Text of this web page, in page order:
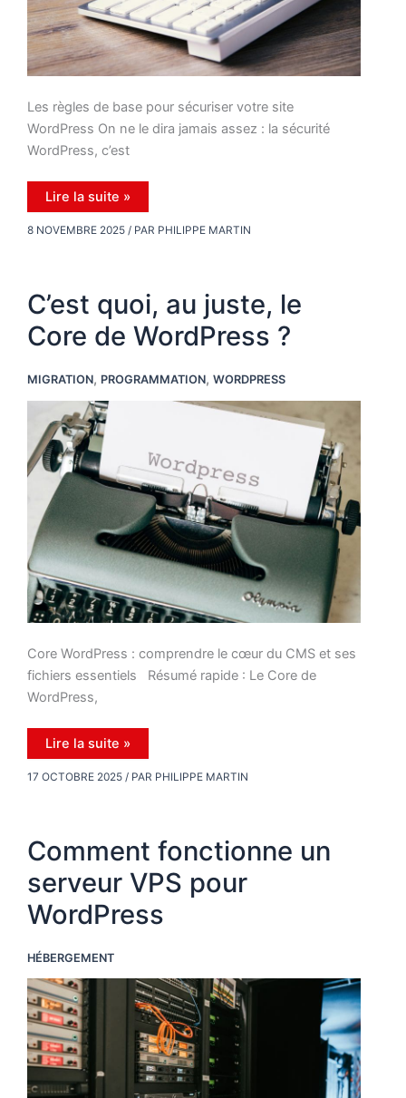
Les règles de base pour sécuriser votre site
WordPress On ne le dira jamais assez : la sécurité
WordPress, c’est
Les
règles
base
WordPress
Lire la suite »
8 NOVEMBRE 2025 / PAR PHILIPPE MARTIN
C’est quoi, au juste, le
Core de WordPress ?
MIGRATION, PROGRAMMATION, WORDPRESS
Core WordPress : comprendre le cœur du CMS et ses
fichiers essentiels Résumé rapide : Le Core de
WordPress,
C’est
quoi,
juste,
?
Lire la suite »
17 OCTOBRE 2025 / PAR PHILIPPE MARTIN
Comment fonctionne un
serveur VPS pour
WordPress
HÉBERGEMENT